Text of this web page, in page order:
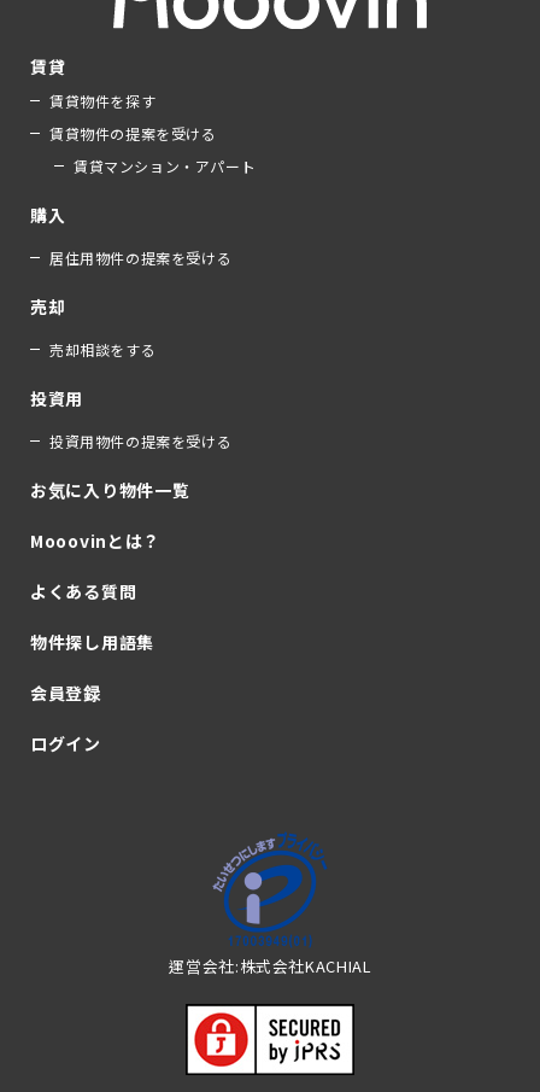
賃貸
賃貸物件を探す
賃貸物件の提案を受ける
賃貸マンション・アパート
購入
居住用物件の提案を受ける
売却
売却相談をする
投資用
投資用物件の提案を受ける
お気に入り物件一覧
Mooovinとは？
よくある質問
物件探し用語集
会員登録
ログイン
運営会社:株式会社KACHIAL